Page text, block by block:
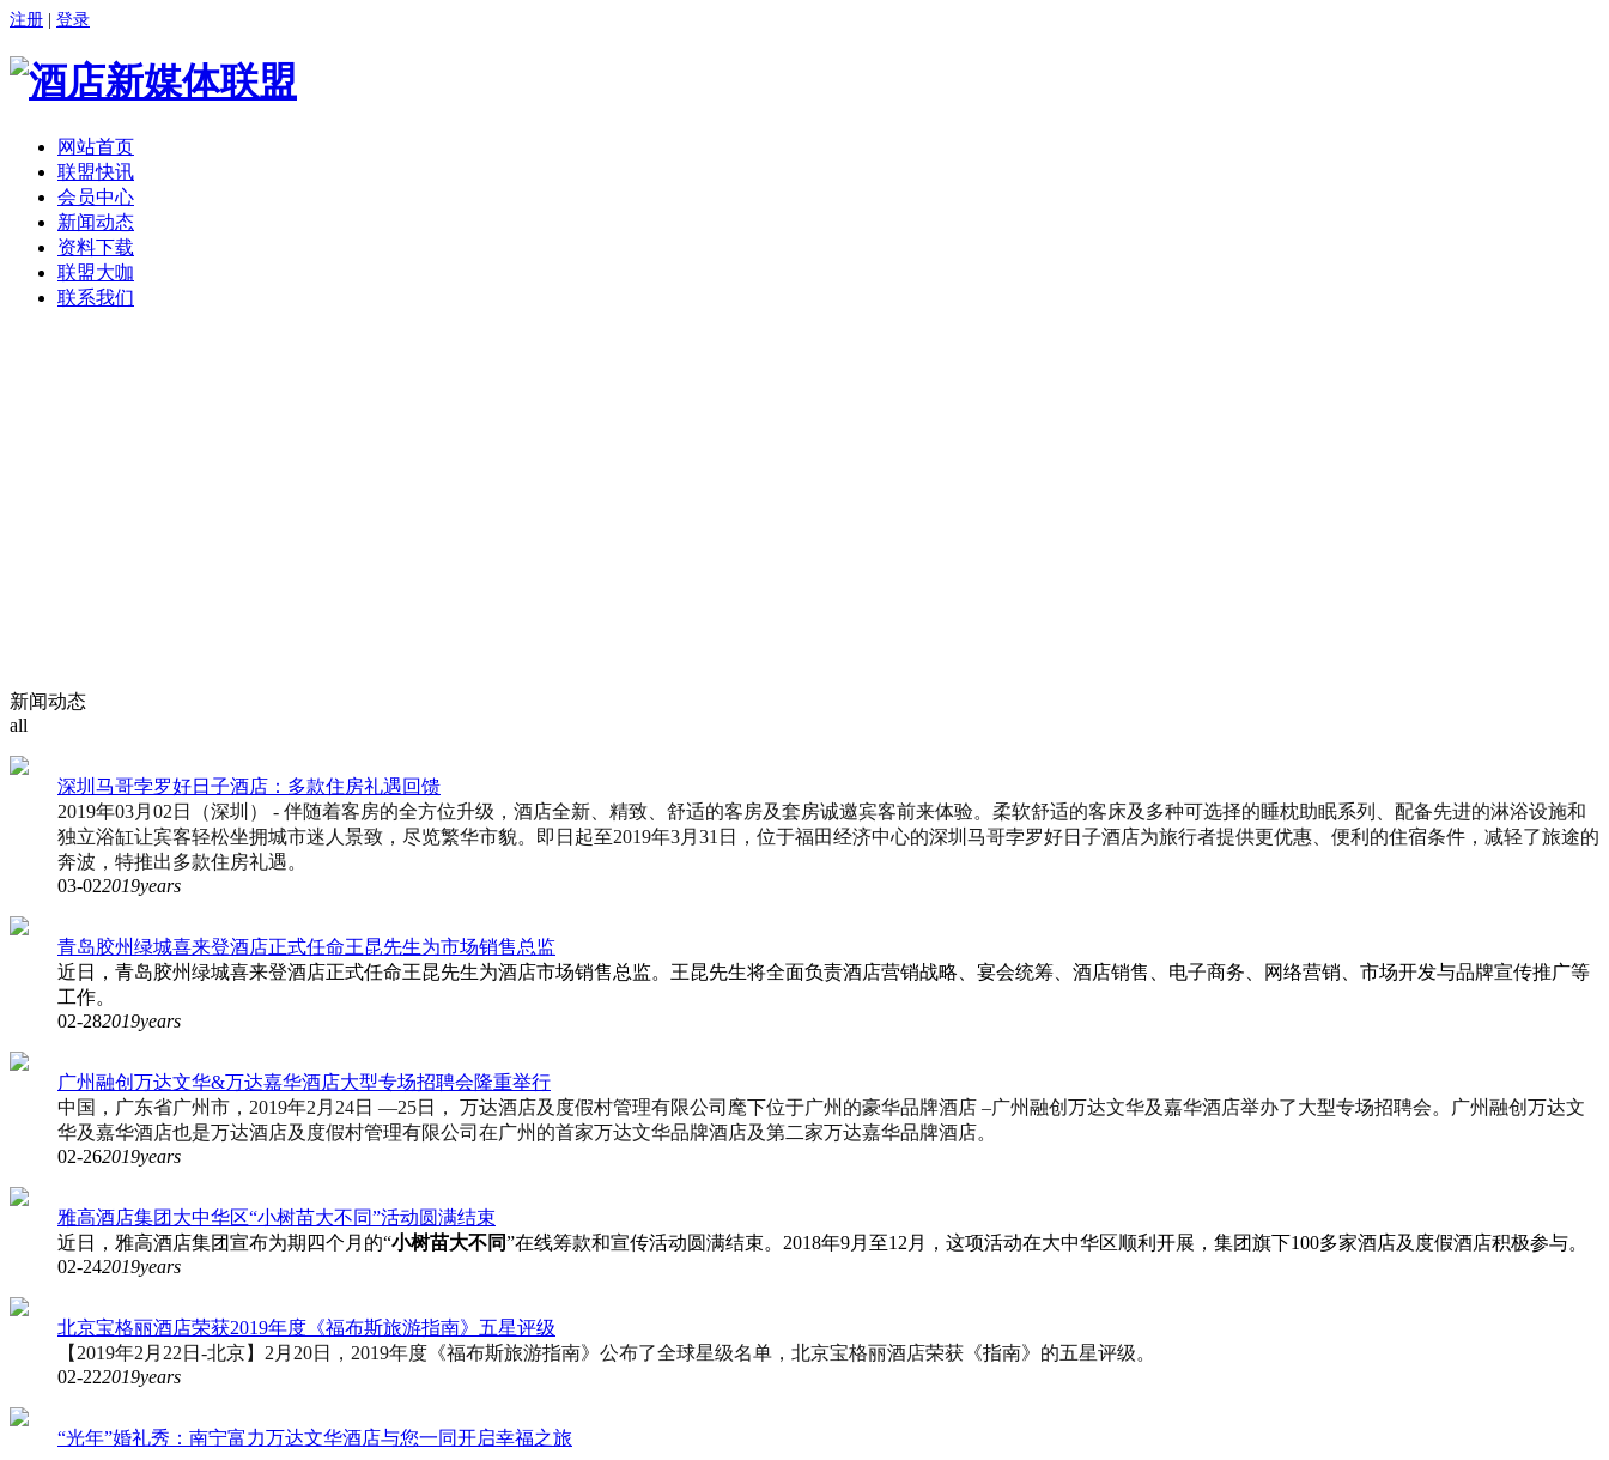
注册 登录
网站首页
联盟快讯
会员中心
新闻动态
资料下载
联盟大咖
联系我们
新闻动态
all
深圳马哥孛罗好日子酒店：多款住房礼遇回馈
2019年03月02日（深圳）
- 伴随着客房的全方位升级，酒店全新、精致、舒适的客房及套房诚邀宾客前来体验。柔软舒适的客床及多种可选择的睡枕助眠系列、配备先进的淋浴设施和
独立浴缸让宾客轻松坐拥城市迷人景致，尽览繁华市貌。即日起至2019年3月31日，位于福田经济中心的深圳马哥孛罗好日子酒店为旅行者提供更优惠、便利的住宿条件，减轻了旅途的
奔波，特推出多款住房礼遇。
03-022019years
青岛胶州绿城喜来登酒店正式任命王昆先生为市场销售总监
近日，青岛胶州绿城喜来登酒店正式任命王昆先生为酒店市场销售总监。王昆先生将全面负责酒店营销战略、宴会统筹、酒店销售、电子商务、网络营销、市场开发与品牌宣传推广等
工作。
02-282019years
广州融创万达文华&万达嘉华酒店大型专场招聘会隆重举行
中国，广东省广州市，2019年2月24日 —25日
， 万达酒店及度假村管理有限公司麾下位于广州的豪华品牌酒店 –广州融创万达文华及嘉华酒店举办了大型专场招聘会。广州融创万达文
华及嘉华酒店也是万达酒店及度假村管理有限公司在广州的首家万达文华品牌酒店及第二家万达嘉华品牌酒店。
02-262019years
雅高酒店集团大中华区“小树苗大不同”活动圆满结束
近日，雅高酒店集团宣布为期四个月的“小树苗大不同”在线筹款和宣传活动圆满结束。2018年9月至12月，这项活动在大中华区顺利开展，集团旗下100多家酒店及度假酒店积极参与。
02-242019years
北京宝格丽酒店荣获2019年度《福布斯旅游指南》五星评级
【2019年2月22日-北京】2月20日，2019年度《福布斯旅游指南》公布了全球星级名单，北京宝格丽酒店荣获《指南》的五星评级。
02-222019years
“光年”婚礼秀：南宁富力万达文华酒店与您一同开启幸福之旅